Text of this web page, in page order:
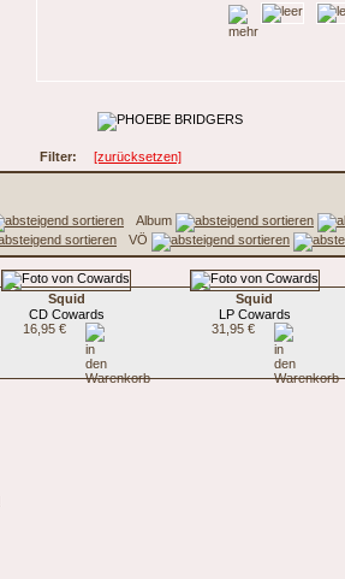
Filter: [zurücksetzen]
Album
VÖ
Squid
CD Cowards
16,95 €
Squid
LP Cowards
31,95 €